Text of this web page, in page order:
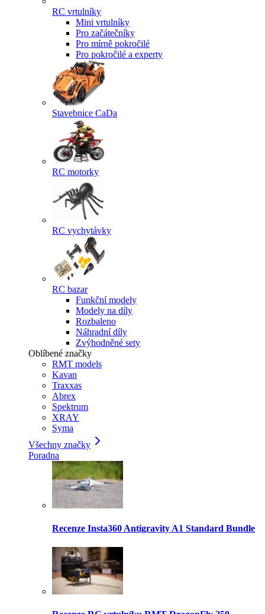
RC vrtulníky
Mini vrtulníky
Pro začátečníky
Pro mírně pokročilé
Pro pokročilé a experty
Stavebnice CaDa
RC motorky
RC vychytávky
RC bazar
Funkční modely
Modely na díly
Rozbaleno
Náhradní díly
Zvýhodněné sety
Oblíbené značky
RMT models
Kavan
Traxxas
Abrex
Spektrum
XRAY
Syma
Všechny značky
Poradna
Recenze Insta360 Antigravity A1 Standard Bundle